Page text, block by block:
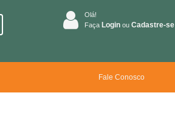
Olá!
Faça Login ou Cadastre-se
Fale Conosco